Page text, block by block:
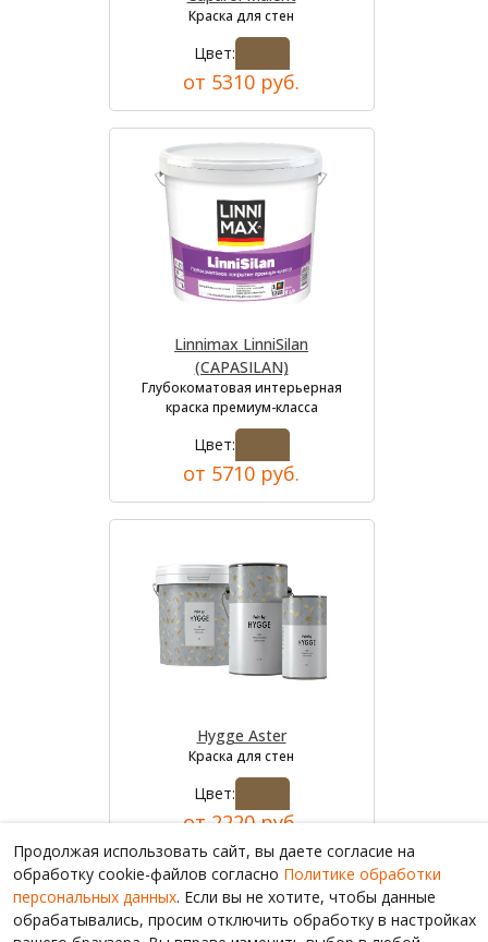
Краска для стен
Цвет:
от 5310 руб.
Linnimax LinniSilan
(CAPASILAN)
Глубокоматовая интерьерная
краска премиум-класса
Цвет:
от 5710 руб.
Hygge Aster
Краска для стен
Цвет:
от 2220 руб.
Продолжая использовать сайт, вы даете согласие на
обработку cookie-файлов согласно Политике обработки
персональных данных. Если вы не хотите, чтобы данные
обрабатывались, просим отключить обработку в настройках